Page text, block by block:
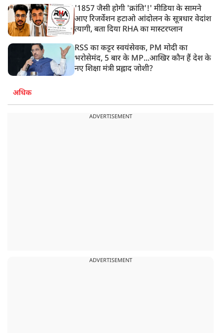
'1857 जैसी होगी 'क्रांति'!' मीडिया के सामने
आए रिजर्वेशन हटाओ आंदोलन के सूत्रधार वेदांश
त्यागी, बता दिया RHA का मास्टरप्लान
RSS का कट्टर स्वयंसेवक, PM मोदी का
भरोसेमंद, 5 बार के MP...आखिर कौन हैं देश के
नए शिक्षा मंत्री प्रह्लाद जोशी?
अधिक
ADVERTISEMENT
ADVERTISEMENT